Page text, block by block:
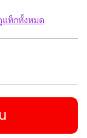
แท็กทั้งหมด